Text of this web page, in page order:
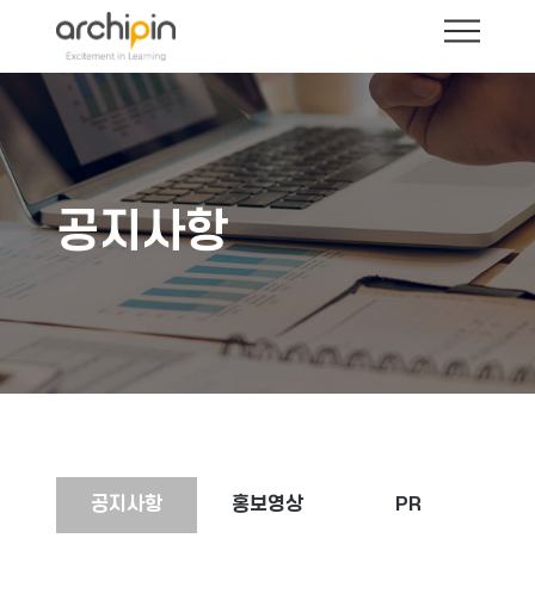
공지사항
공지사항 홍보영상 PR